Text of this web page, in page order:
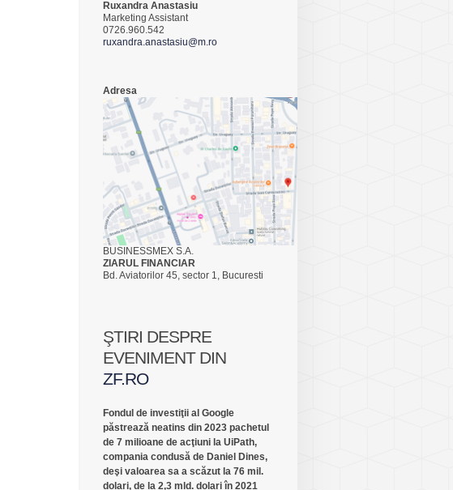
Ruxandra Anastasiu
Marketing Assistant
0726.960.542
ruxandra.anastasiu@m.ro
Adresa
BUSINESSMEX S.A.
ZIARUL FINANCIAR
Bd. Aviatorilor 45, sector 1, Bucuresti
ŞTIRI DESPRE
EVENIMENT DIN
ZF.RO
Fondul de investiţii al Google
păstrează neatins din 2023 pachetul
de 7 milioane de acţiuni la UiPath,
compania condusă de Daniel Dines,
deşi valoarea sa a scăzut la 76 mil.
dolari, de la 2,3 mld. dolari în 2021